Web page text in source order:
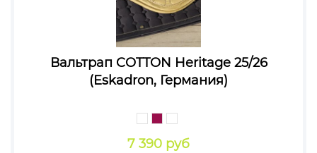
Вальтрап COTTON Heritage 25/26
(Eskadron, Германия)
7 390 руб